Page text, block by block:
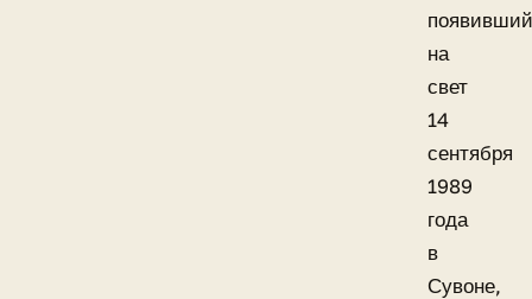
на
свет
14
сентября
1989
года
в
Сувоне,